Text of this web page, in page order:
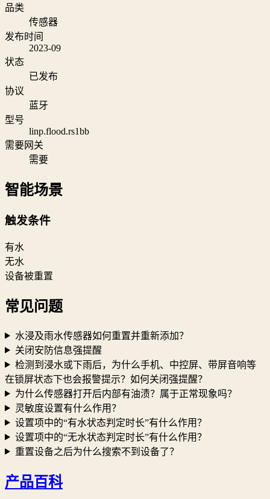
品类
传感器
发布时间
2023-09
状态
已发布
协议
蓝牙
型号
linp.flood.rs1bb
需要网关
需要
智能场景
触发条件
有水
无水
设备被重置
常见问题
水浸及雨水传感器如何重置并重新添加？
关闭安防信息强提醒
检测到浸水或下雨后，为什么手机、中控屏、带屏音响等
在锁屏状态下也会报警提示？如何关闭强提醒？
为什么传感器打开后内部有油渍？属于正常现象吗？
灵敏度设置有什么作用？
设置项中的“有水状态判定时长”有什么作用？
设置项中的“无水状态判定时长”有什么作用？
重置设备之后为什么搜索不到设备了？
产品百科